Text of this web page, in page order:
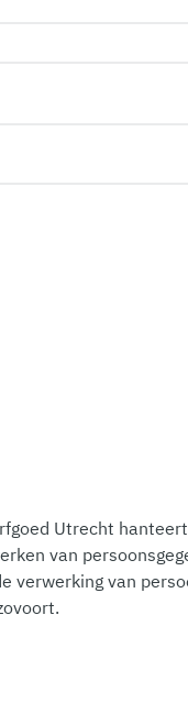
Utrecht
van
verwerking van